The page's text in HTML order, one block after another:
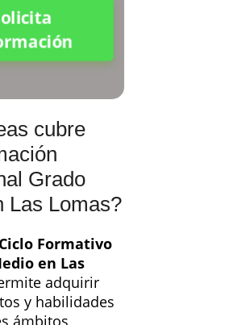
cubre
Grado
Las Lomas?
Ciclo Formativo
en Las
adquirir
y habilidades
ámbitos